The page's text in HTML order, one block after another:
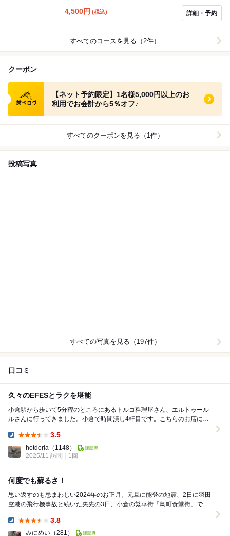
4,500円 (税込) 詳細・予約
すべてのコースを見る（2件）
クーポン
食べログ クーポン
【ネット予約限定】1名様5,000円以上のお
利用でお会計から5％オフ♪
すべてのクーポンを見る（1件）
投稿写真
すべての写真を見る（197件）
口コミ
久々のEFESとラクを堪能
小倉駅から歩いて5分程のところにあるトルコ料理屋さん、エルトゥール
ルさんに行ってきました。小倉で時間潰し4軒目です。こちらのお店に行
3.5
hotdoria （1148）
2025/11 訪問
1回
何度でも蘇るさ！
思い返すのも忌まわしい2024年のお正月。元旦に能登の地震、2日に羽田
空港の飛行機事故と続いた矢先の3日、小倉の繁華街「鳥町食堂街」で火
3.8
みにめい （281）